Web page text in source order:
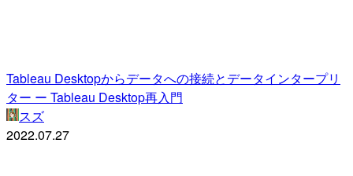
Tableau Desktopからデータへの接続とデータインタープリ
ター ー Tableau Desktop再入門
スズ
2022.07.27